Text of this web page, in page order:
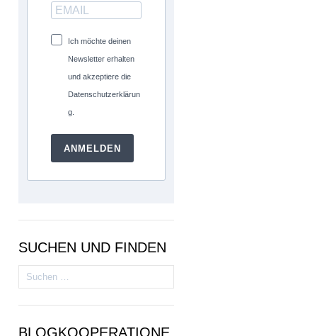
Ich möchte deinen
Newsletter erhalten
und akzeptiere die
Datenschutzerklärun
g.
ANMELDEN
SUCHEN UND FINDEN
Suchen
nach:
BLOGKOOPERATIONE